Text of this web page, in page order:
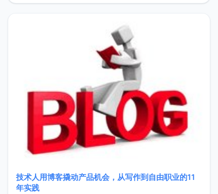
技术人用博客撬动产品机会，从写作到自由职业的11
年实践